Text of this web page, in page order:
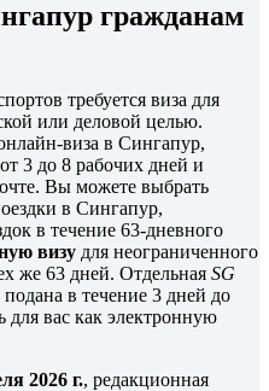
гражданам
требуется виза для
или деловой целью.
виза в Сингапур,
3 до 8 рабочих дней и
Вы можете выбрать
в Сингапур,
в течение 63-дневного
визу для неограниченного
же 63 дней. Отдельная SG
в течение 3 дней до
вас как электронную
2026 г., редакционная